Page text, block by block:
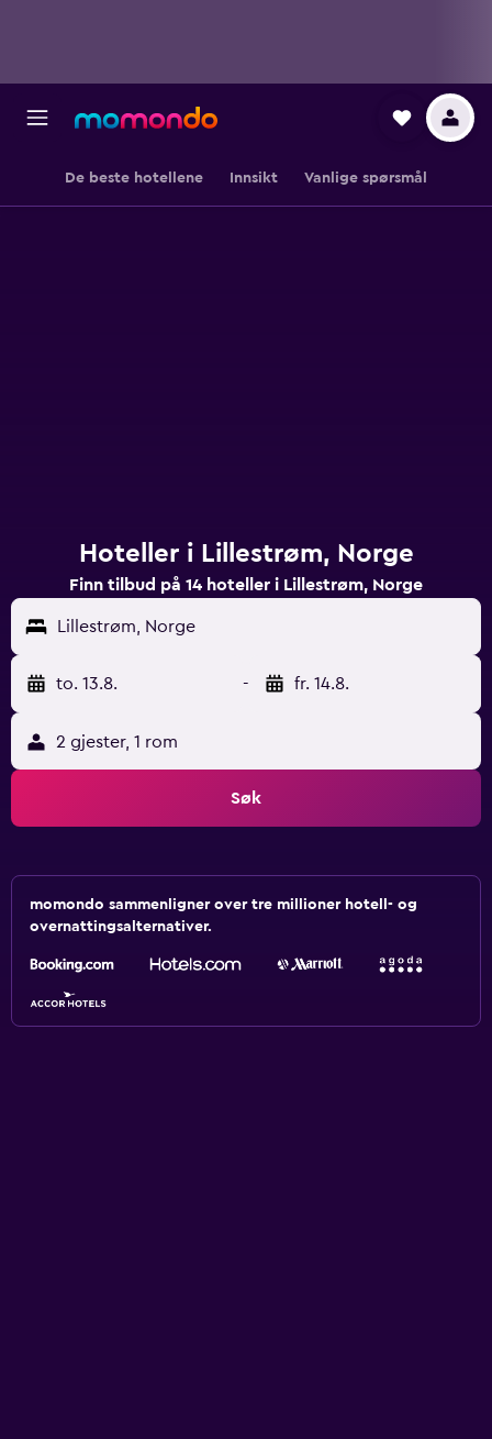
De beste hotellene Innsikt Vanlige spørsmål
Hoteller i Lillestrøm, Norge
Finn tilbud på 14 hoteller i Lillestrøm, Norge
Lillestrøm, Norge
to. 13.8. - fr. 14.8.
2 gjester, 1 rom
Søk
momondo sammenligner over tre millioner hotell- og
overnattingsalternativer.